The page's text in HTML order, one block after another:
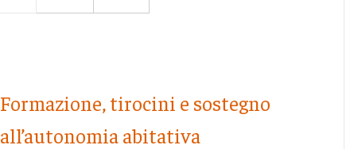
Formazione, tirocini e sostegno
all’autonomia abitativa